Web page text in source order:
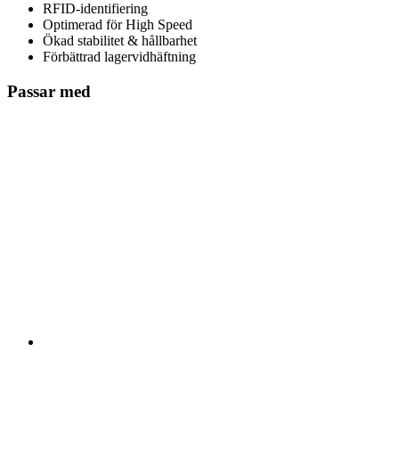
RFID-identifiering
Optimerad för High Speed
Ökad stabilitet & hållbarhet
Förbättrad lagervidhäftning
Passar med